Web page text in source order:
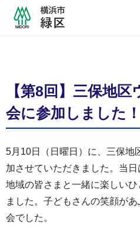
【第8回】三保地
会に参加しました
5月10日（日曜日）に、三保地
加させていただきました。当
地域の皆さまと一緒に楽しい
ました。子どもさんの笑顔が
会でした。